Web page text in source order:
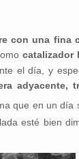
con una fina
catalizador
el día, y
adyacente,
que en un día
esté bien